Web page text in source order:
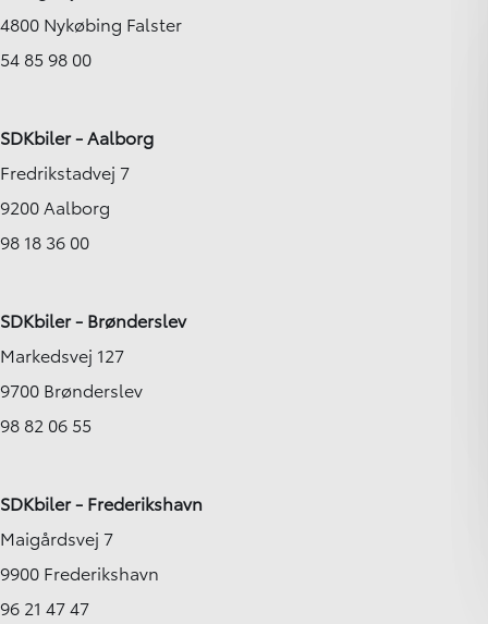
4800 Nykøbing Falster
54 85 98 00
SDKbiler - Aalborg
Fredrikstadvej 7
9200 Aalborg
98 18 36 00
SDKbiler - Brønderslev
Markedsvej 127
9700 Brønderslev
98 82 06 55
SDKbiler - Frederikshavn
Maigårdsvej 7
9900 Frederikshavn
96 21 47 47